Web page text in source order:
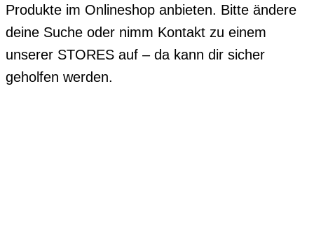
Produkte im Onlineshop anbieten. Bitte ändere
deine Suche oder nimm Kontakt zu einem
unserer STORES auf – da kann dir sicher
geholfen werden.